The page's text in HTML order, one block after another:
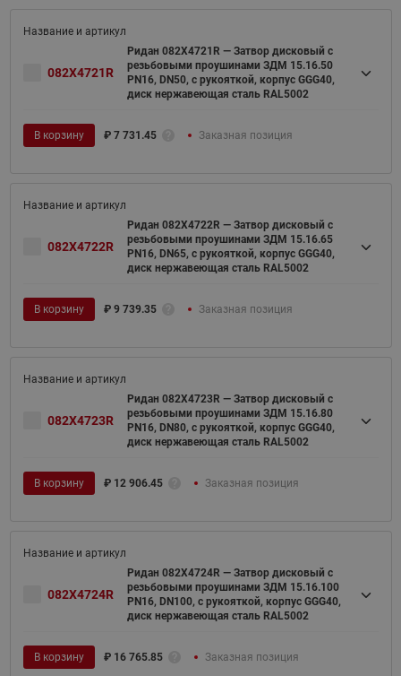
082X4721R
Ридан 082X4721R — Затвор дисковый с
резьбовыми проушинами ЗДМ 15.16.50
PN16, DN50, с рукояткой, корпус GGG40,
диск нержавеющая сталь RAL5002
В корзину ₽ 7 731.45 Заказная позиция
082X4722R
Ридан 082X4722R — Затвор дисковый с
резьбовыми проушинами ЗДМ 15.16.65
PN16, DN65, с рукояткой, корпус GGG40,
диск нержавеющая сталь RAL5002
В корзину ₽ 9 739.35 Заказная позиция
082X4723R
Ридан 082X4723R — Затвор дисковый с
резьбовыми проушинами ЗДМ 15.16.80
PN16, DN80, с рукояткой, корпус GGG40,
диск нержавеющая сталь RAL5002
В корзину ₽ 12 906.45 Заказная позиция
082X4724R
Ридан 082X4724R — Затвор дисковый с
резьбовыми проушинами ЗДМ 15.16.100
PN16, DN100, с рукояткой, корпус GGG40,
диск нержавеющая сталь RAL5002
В корзину ₽ 16 765.85 Заказная позиция